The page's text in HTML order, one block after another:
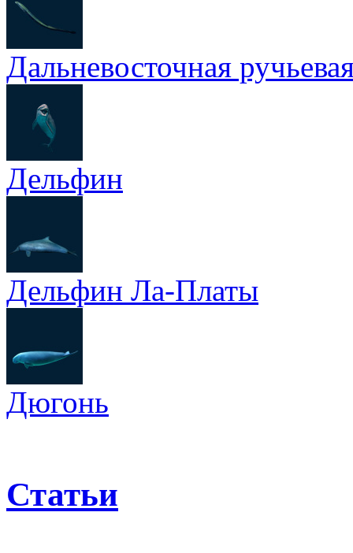
Дальневосточная
Дельфин
Дельфин Ла-Платы
Дюгонь
Статьи